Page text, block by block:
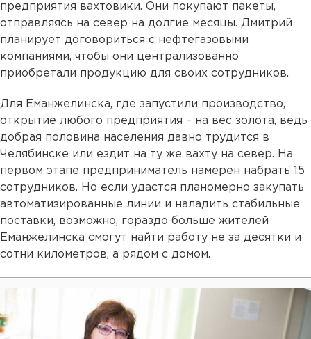
предприятия вахтовики. Они покупают пакеты,
отправляясь на север на долгие месяцы. Дмитрий
планирует договориться с нефтегазовыми
компаниями, чтобы они централизованно
приобретали продукцию для своих сотрудников.
Для Еманжелинска, где запустили производство,
открытие любого предприятия – на вес золота, ведь
добрая половина населения давно трудится в
Челябинске или ездит на ту же вахту на север. На
первом этапе предприниматель намерен набрать 15
сотрудников. Но если удастся планомерно закупать
автоматизированные линии и наладить стабильные
поставки, возможно, гораздо больше жителей
Еманжелинска смогут найти работу не за десятки и
сотни километров, а рядом с домом.